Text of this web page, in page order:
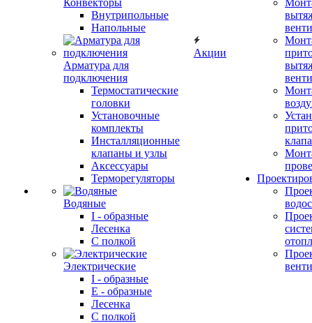
Конвекторы
Внутрипольные
Напольные
Арматура для
подключения
Термостатические
головки
Установочные
комплекты
Инсталляционные
клапаны и узлы
Аксессуары
Терморегуляторы
Водяные
I - образные
Лесенка
С полкой
Электрические
I - образные
E - образные
Лесенка
С полкой
Акции